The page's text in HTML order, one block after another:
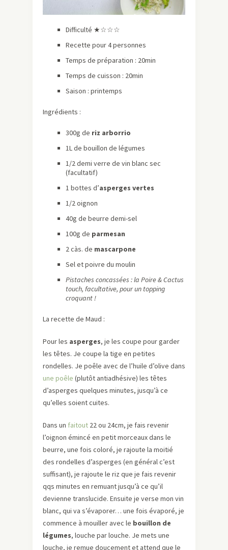
Difficulté ★☆☆☆
Recette pour 4 personnes
Temps de préparation : 20min
Temps de cuisson : 20min
Saison : printemps
Ingrédients :
300g de riz arborrio
1L de bouillon de légumes
1/2 demi verre de vin blanc sec
(facultatif)
1 bottes d’asperges vertes
1/2 oignon
40g de beurre demi-sel
100g de parmesan
2 càs. de mascarpone
Sel et poivre du moulin
Pistaches concassées : la Poire & Cactus
touch, facultative, pour un topping
croquant !
La recette de Maud :
Pour les asperges, je les coupe pour garder
les têtes. Je coupe la tige en petites
rondelles. Je poêle avec de l’huile d’olive dans
une poêle (plutôt antiadhésive) les têtes
d’asperges quelques minutes, jusqu’à ce
qu’elles soient cuites.
Dans un faitout 22 ou 24cm, je fais revenir
l’oignon émincé en petit morceaux dans le
beurre, une fois coloré, je rajoute la moitié
des rondelles d’asperges (en général c’est
suffisant), je rajoute le riz que je fais revenir
qqs minutes en remuant jusqu’à ce qu’il
devienne translucide. Ensuite je verse mon vin
blanc, qui va s’évaporer… une fois évaporé, je
commence à mouiller avec le bouillon de
légumes, louche par louche. Je mets une
louche, je remue doucement et attend que le